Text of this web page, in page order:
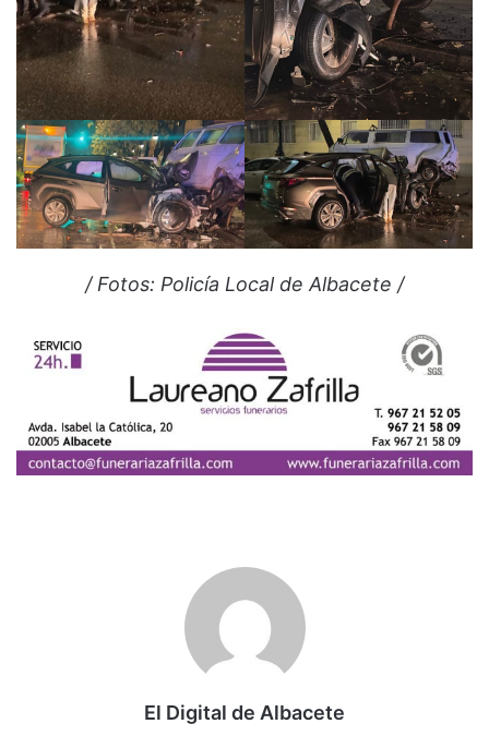
/ Fotos: Policía Local de Albacete /
El Digital de Albacete